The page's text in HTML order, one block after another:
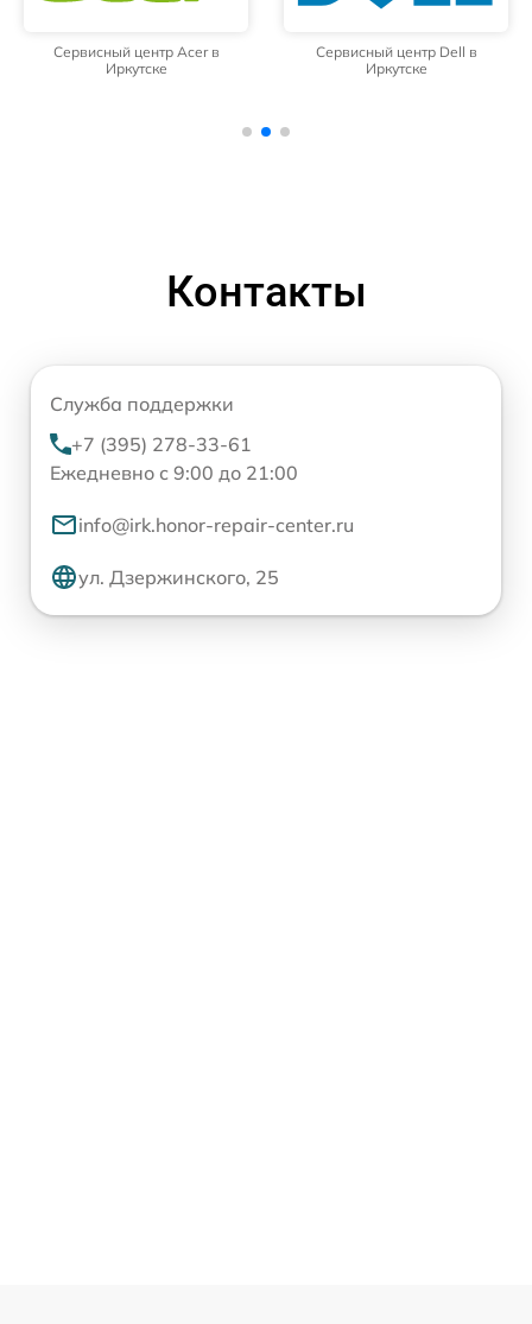
Сервисный центр Acer в
Иркутске
Сервисный центр Dell в
Иркутске
Контакты
Служба поддержки
+7 (395) 278-33-61
Ежедневно с 9:00 до 21:00
info@irk.honor-repair-center.ru
ул. Дзержинского, 25